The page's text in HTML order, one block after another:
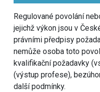
Regulované povolání
jejichž výkon jsou v
právními předpisy
nemůže osoba toto
kvalifikační požadavky
(výstup profese),
další podmínky.